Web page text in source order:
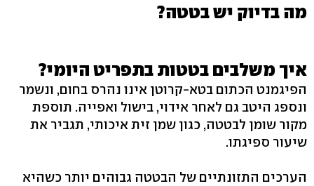
מה בדיוק יש בטטה?
איך משלבים בטטות בתפריט היומי?
הפיגמנט הכתום בטא-קרוטן אינו נהרס בחום, ונשמר
ונספג היטב גם לאחר אידוי, בישול ואפייה. תוספת
מקור שומן לבטטה, כגון שמן זית איכותי, תגביר את
שיעור ספיגתו.
הערכים התזונתיים של הבטטה גבוהים יותר כשהיא